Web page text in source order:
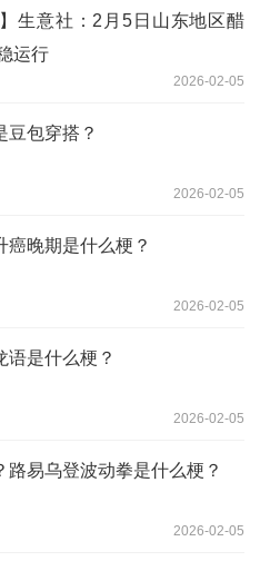
】生意社：2月5日山东地区醋
运行
2026-02-05
豆包穿搭？
2026-02-05
晚期是什么梗？
2026-02-05
语是什么梗？
2026-02-05
易乌登波动拳是什么梗？
2026-02-05